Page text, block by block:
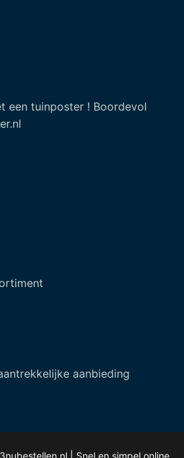
een tuinposter ! Boordevol
aanbieding
| Snel en simpel online